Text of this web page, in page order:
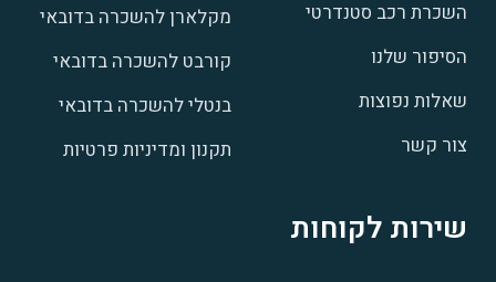
השכרת רכב סטנדרטי
הסיפור שלנו
שאלות נפוצות
צור קשר
מקלארן להשכרה בדובאי
קורבט להשכרה בדובאי
בנטלי להשכרה בדובאי
תקנון ומדיניות פרטיות
שירות לקוחות